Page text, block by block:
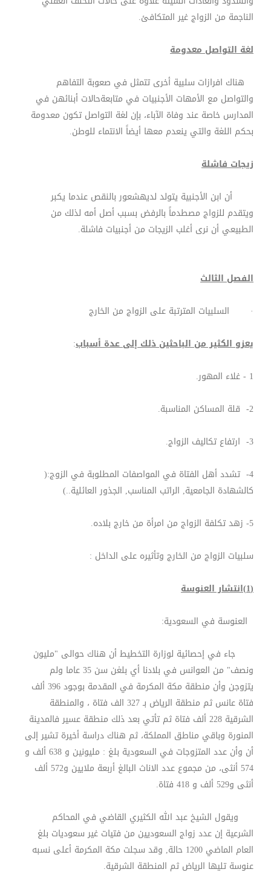
الناجمة من الزواج غير المتكافئ.
لغة التواصل معدومة
هناك افرازات سلبية أخرى تتمثل في صعوبة التفاهم
والتواصل مع الأمهات الأجنبيات في متابعةحالات أبنائهن في
المدارس خاصة عند وفاة الآباء، بإن لغة التواصل تكون معدومة
بحكم اللغة والتي ينعدم معها أيضاً الانتماء للوطن.
زيجات فاشلة
أن ابن الأجنبية يتولد لديهشعور بالنقص عندما يكبر
ويتقدم للزواج مصطدماً بالرفض بسبب أصل أمه لذلك من
الطبيعي أن نرى أغلب الزيجات من أجنبيات فاشلة.
الفصل الثالث
· السلبيات المترتبة على الزواج من الخارج
يعزو الكثير من الباحثين ذلك إلى عدة أسباب:
1 - غلاء المهور.
2- قلة المساكن المناسبة.
3- ارتفاع تكاليف الزواج.
4- تشدد أهل الفتاة في المواصفات المطلوبة في الزوج:(
كالشهادة الجامعية, الراتب المناسب, الجذور العائلية..)
5- زهد تكلفة الزواج من امرأة من خارج بلاده.
سلبيات الزواج من الخارج وتأثيره على الداخل :
(1)انتشار العنوسة
العنوسة في السعودية:
جاء في إحصائية لوزارة التخطيط أن هناك حوالى "مليون
ونصف" من العوانس في بلادنا أي بلغن سن 35 عاما ولم
يتزوجن وأن منطقة مكة المكرمة في المقدمة بوجود 396 ألف
فتاة عانس ثم منطقة الرياض بـ 327 الف فتاة ، والمنطقة
الشرقية 228 ألف فتاة ثم تأتي بعد ذلك منطقة عسير فالمدينة
المنورة وباقي مناطق المملكة، ثم هناك دراسة أخيرة تشير إلى
أن وأن عدد المتزوجات في السعودية بلغ : مليونين و 638 ألف و
574 أنثى، من مجموع عدد الاناث البالغ أربعة ملايين و572 ألف
أنثى و529 ألف و 418 فتاة.
ويقول الشيخ عبد الله الكثيري القاضي في المحاكم
الشرعية إن عدد زواج السعوديين من فتيات غير سعوديات بلغ
العام الماضي 1200 حالة, وقد سجلت مكة المكرمة أعلى نسبه
عنوسة تليها الرياض ثم المنطقة الشرقية.